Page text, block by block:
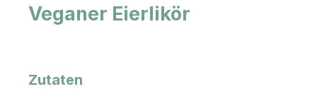
Veganer Eierlikör
Zutaten